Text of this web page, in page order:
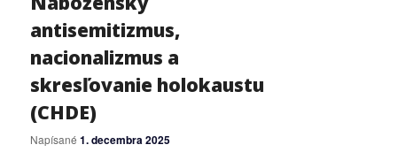
antisemitizmus,
nacionalizmus a
skresľovanie holokaustu
(CHDE)
Napísané1. decembra 2025